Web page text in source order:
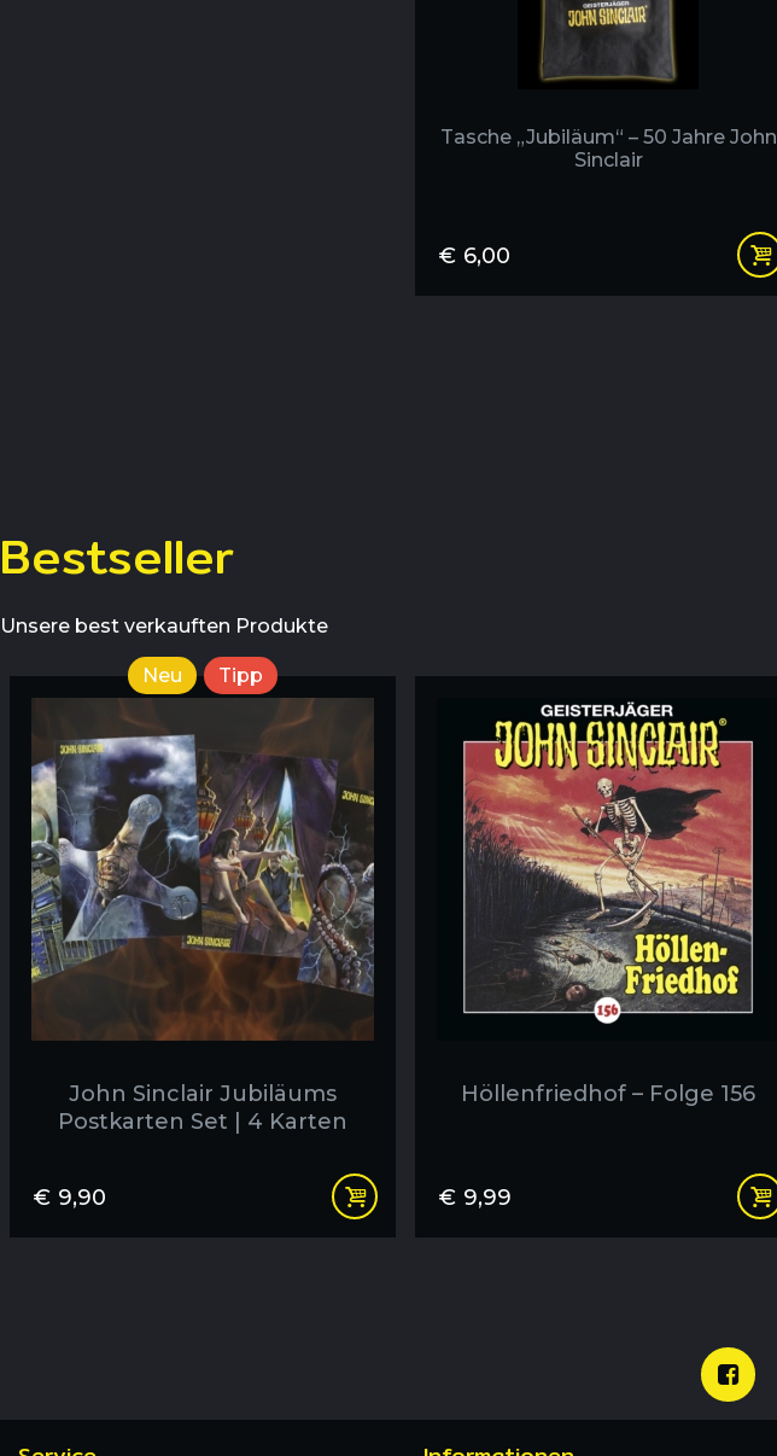
Tasche „Jubiläum“ – 50 Jahre John
Sinclair
€ 6,00
Bestseller
Unsere best verkauften Produkte
John Sinclair Jubiläums
Postkarten Set | 4 Karten
€ 9,90
Neu Tipp
Höllenfriedhof – Folge 156
€ 9,99